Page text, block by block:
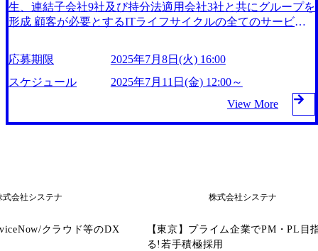
生、連結子会社9社及び持分法適用会社3社と共にグループを
形成 顧客が必要とするITライフサイクルの全てのサービス
上場 4年連続「ホワイト500（健康経営優良法人2024）」認
定 厚生労働省が定める「えるぼし認定段階3」を取得 スポー
ツ庁から「スポーツエールカンパニー」に認定 2025年7月11
日(金) 12:00～ 所要時間:20分～30分程度 2025年7月8日(火) 16:
00 ・会社概要 ・質疑応答 ※個別の求人票に関する説明はせ
ず、 参加者様からご質問があれば回答させていただきます
応募期限
2025年7月8日(火) 16:00
スケジュール
2025年7月11日(金) 12:00～
View More
式会社システナ
クラウド等のDX
株式会社システナ
【東京】プライム企業でPM・PL目
る!若手積極採用